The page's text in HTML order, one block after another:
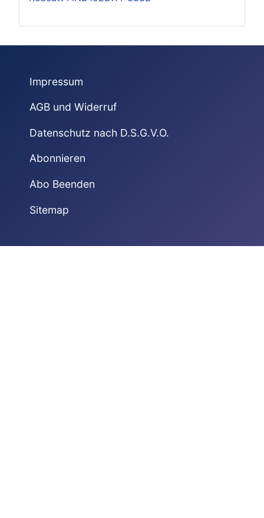
Impressum
AGB und Widerruf
Datenschutz nach D.S.G.V.O.
Abonnieren
Abo Beenden
Sitemap